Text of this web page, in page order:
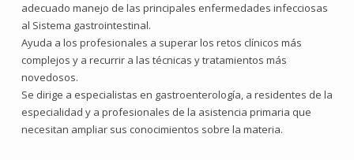
adecuado manejo de las principales enfermedades infecciosas
al Sistema gastrointestinal.
Ayuda a los profesionales a superar los retos clínicos más
complejos y a recurrir a las técnicas y tratamientos más
novedosos.
Se dirige a especialistas en gastroenterología, a residentes de la
especialidad y a profesionales de la asistencia primaria que
necesitan ampliar sus conocimientos sobre la materia.